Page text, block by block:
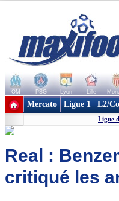
OM PSG Lyon Lille
+ de clubs
Mercato Ligue 1 L2/
Ligue
Real :
critiqué les